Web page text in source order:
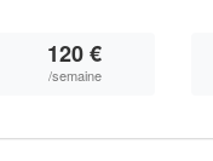
120 €
/semaine